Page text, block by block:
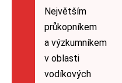
Největším
průkopníkem
a výzkumníkem
v oblasti
vodíkových